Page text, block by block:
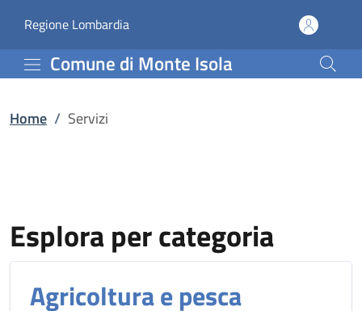
Servizi | Comune di
Regione Lombardia(apre in un'altra scheda).
Comune di Monte Isola
Home / Servizi
Esplora per categoria
Agricoltura e pesca